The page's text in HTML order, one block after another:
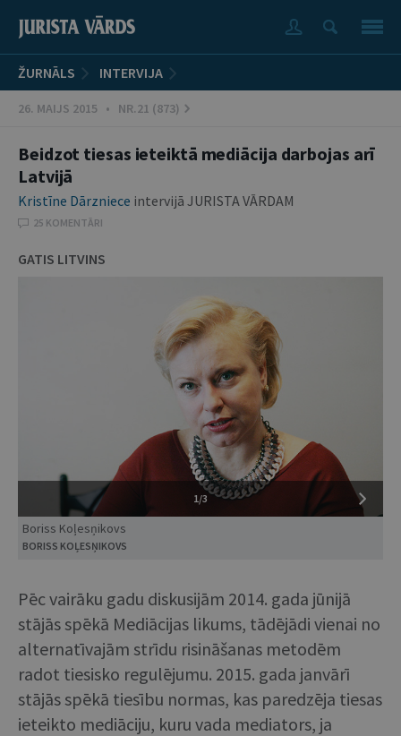
ŽURNĀLS INTERVIJA
26. MAIJS 2015 • NR.21 (873)
Beidzot tiesas ieteiktā mediācija darbojas arī
Latvijā
Kristīne Dārzniece intervijā JURISTA VĀRDAM
25 KOMENTĀRI
GATIS LITVINS
1/3
Boriss Koļesņikovs
BORISS KOĻESŅIKOVS
Pēc vairāku gadu diskusijām 2014. gada jūnijā
stājās spēkā Mediācijas likums, tādējādi vienai no
alternatīvajām strīdu risināšanas metodēm
radot tiesisko regulējumu. 2015. gada janvārī
stājās spēkā tiesību normas, kas paredzēja tiesas
ieteikto mediāciju, kuru vada mediators, ja